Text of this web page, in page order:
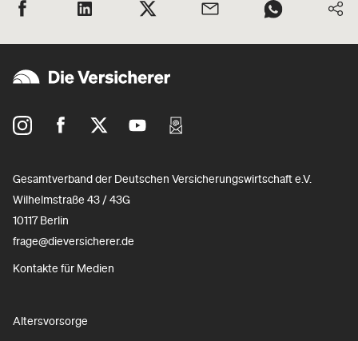
Gesamtverband der Deutschen Versicherungswirtschaft e.V.
Wilhelmstraße 43 / 43G
10117 Berlin
frage@dieversicherer.de
Kontakte für Medien
Altersvorsorge